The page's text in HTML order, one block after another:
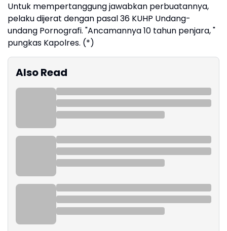
Untuk mempertanggung jawabkan perbuatannya,
pelaku dijerat dengan pasal 36 KUHP Undang-
undang Pornografi. "Ancamannya 10 tahun penjara, "
pungkas Kapolres. (*)
Also Read